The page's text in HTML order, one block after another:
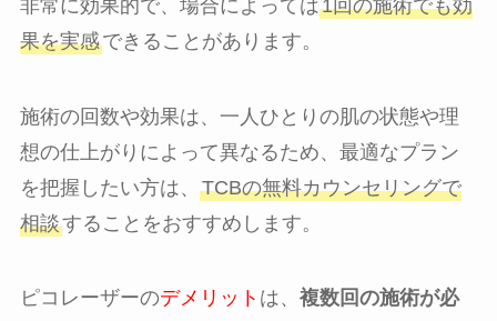
非常に効果的で、場合によっては1回の施術でも効
果を実感できることがあります。
施術の回数や効果は、一人ひとりの肌の状態や理
想の仕上がりによって異なるため、最適なプラン
を把握したい方は、 TCBの無料カウンセリングで
相談することをおすすめします。
ピコレーザーのデメリット は、 複数回の施術が必